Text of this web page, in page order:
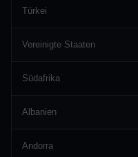
Türkei
Vereinigte Staaten
Südafrika
Albanien
Andorra